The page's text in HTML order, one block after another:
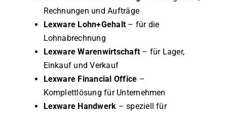
Rechnungen und Aufträge
Lexware Lohn+Gehalt – für die
Lohnabrechnung
Lexware Warenwirtschaft – für Lager,
Einkauf und Verkauf
Lexware Financial Office –
Komplettlösung für Unternehmen
Lexware Handwerk – speziell für